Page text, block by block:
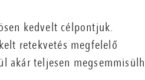
kedvelt célpontjuk.
retekvetés megfelelő
akár teljesen